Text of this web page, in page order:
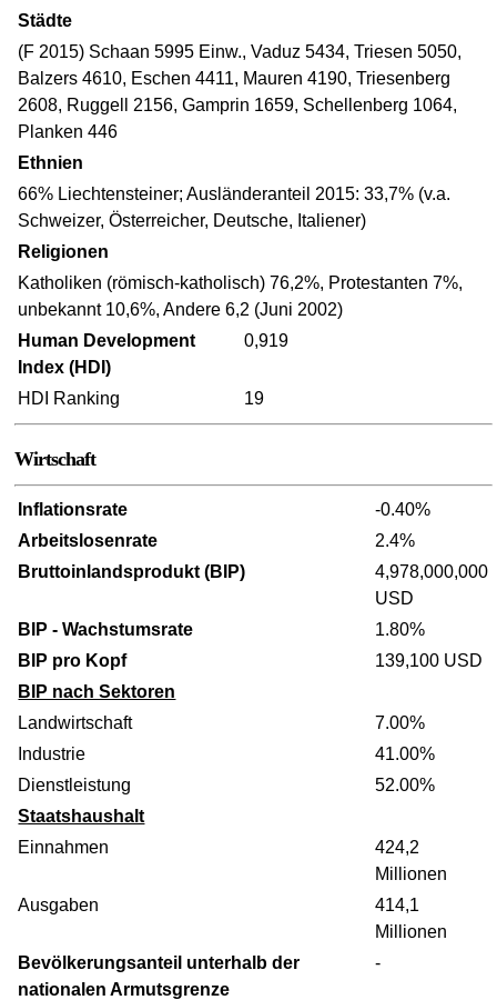
Städte
(F 2015) Schaan 5995 Einw., Vaduz 5434, Triesen 5050,
Balzers 4610, Eschen 4411, Mauren 4190, Triesenberg
2608, Ruggell 2156, Gamprin 1659, Schellenberg 1064,
Planken 446
Ethnien
66% Liechtensteiner; Ausländeranteil 2015: 33,7% (v.a.
Schweizer, Österreicher, Deutsche, Italiener)
Religionen
Katholiken (römisch-katholisch) 76,2%, Protestanten 7%,
unbekannt 10,6%, Andere 6,2 (Juni 2002)
Human Development
Index (HDI)
0,919
HDI Ranking 19
Wirtschaft
Inflationsrate
-0.40%
Arbeitslosenrate
2.4%
Bruttoinlandsprodukt (BIP)
4,978,000,000
USD
BIP - Wachstumsrate
1.80%
BIP pro Kopf
139,100 USD
BIP nach Sektoren
Landwirtschaft
7.00%
Industrie
41.00%
Dienstleistung
52.00%
Staatshaushalt
Einnahmen
424,2
Millionen
Ausgaben
414,1
Millionen
Bevölkerungsanteil unterhalb der
nationalen Armutsgrenze
-